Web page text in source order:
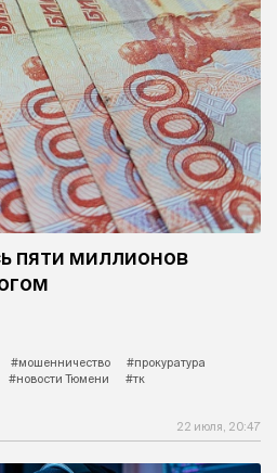
пяти миллионов
#мошенничество
#прокуратура
#новости Тюмени #тк
22 июля, 20:47